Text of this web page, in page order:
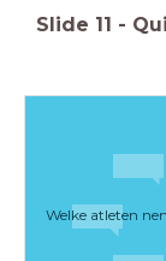
Slide 11 -
Welke atleten